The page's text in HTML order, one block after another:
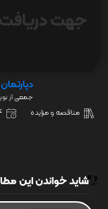
جهت دریافت
جمعی از
مناقصه و مزایده
شاید خواندن این